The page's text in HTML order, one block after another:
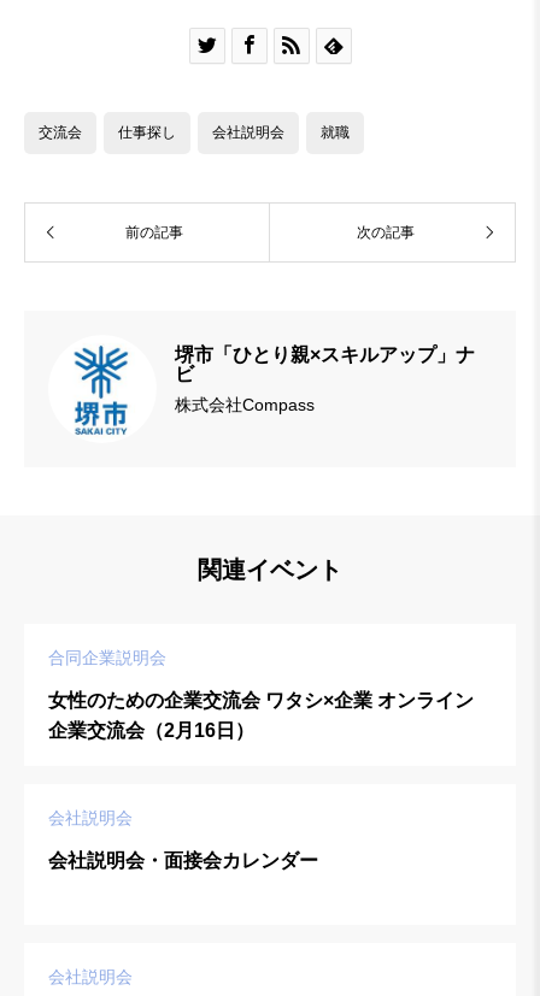
   
交流会 仕事探し 会社説明会 就職
前の記事 次の記事
堺市「ひとり親×スキルアップ」ナ
ビ
株式会社Compass
関連イベント
合同企業説明会
女性のための企業交流会 ワタシ×企業 オンライン
企業交流会（2月16日）
会社説明会
会社説明会・面接会カレンダー
会社説明会